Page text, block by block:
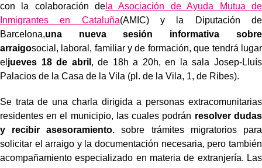
con la colaboración de la Asociación de Ayuda Mutua de
Inmigrantes en Cataluña(AMIC) y la Diputación de
Barcelona,una nueva sesión informativa sobre
arraigosocial, laboral, familiar y de formación, que tendrá lugar
el jueves 18 de abril , de 18h a 20h, en la sala Josep-Lluís
Palacios de la Casa de la Vila (pl. de la Vila, 1, de Ribes).
Se trata de una charla dirigida a personas extracomunitarias
residentes en el municipio, las cuales podrán resolver dudas
y recibir asesoramiento.sobre trámites migratorios para
solicitar el arraigo y la documentación necesaria, pero también
acompañamiento especializado en materia de extranjería. Las